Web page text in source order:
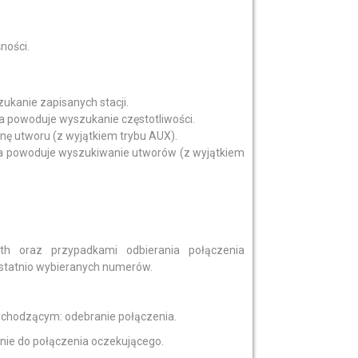
zapisanych stacji.
powoduje wyszukanie częstotliwości.
utworu (z wyjątkiem trybu AUX).
powoduje wyszukiwanie utworów (z wyjątkiem
oraz przypadkami odbierania połączenia
wybieranych numerów.
odebranie połączenia.
do połączenia oczekującego.